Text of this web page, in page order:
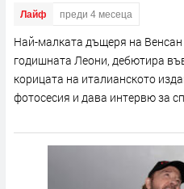
Лайф преди 4 месеца
Най-малката дъщеря на
годишната Леони, дебютира
корицата на италианското
фотосесия и дава интервю за